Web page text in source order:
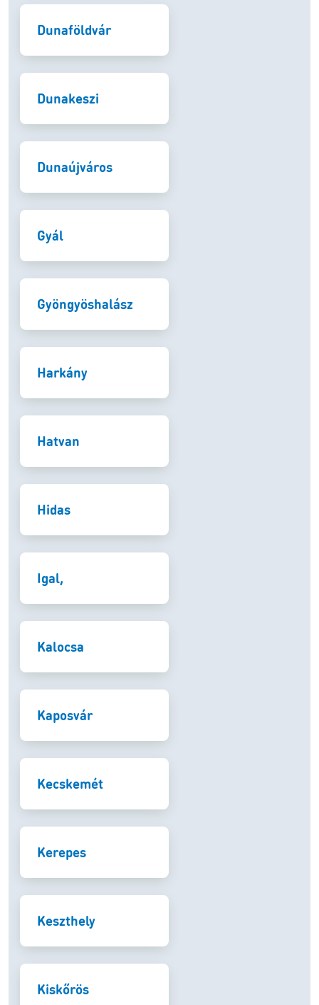
Dunaföldvár
Dunakeszi
Dunaújváros
Gyál
Gyöngyöshalász
Harkány
Hatvan
Hidas
Igal,
Kalocsa
Kaposvár
Kecskemét
Kerepes
Keszthely
Kiskőrös